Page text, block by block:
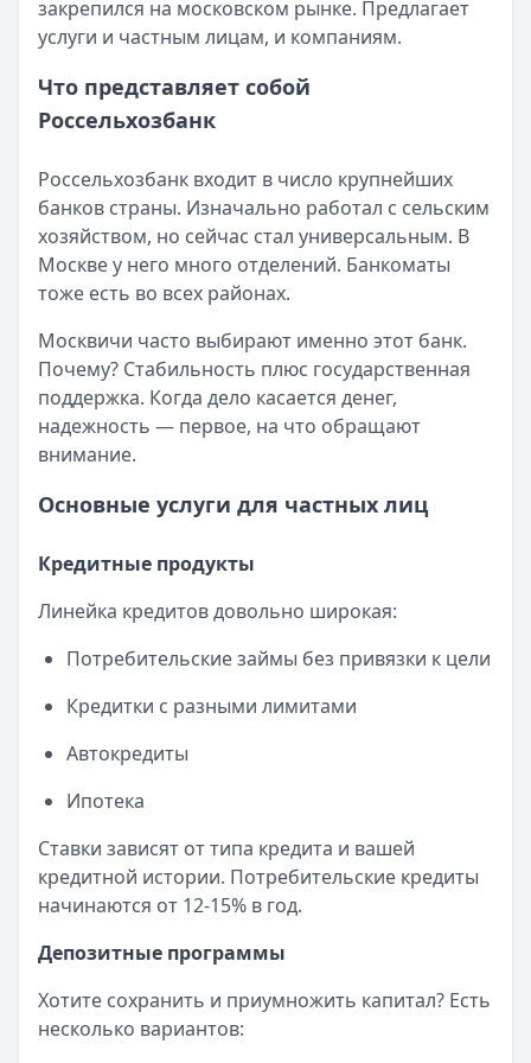
Опубликовано: 17 ноября 2025 г.
Категория:Кредиты
Читать статью
Субсидии малоимущим семьям в 2025 году
Кратко:В сложной финансовой ситуации важно знать о
Категория:Кредиты
Читать статью
Оформить кредит для иностранных граждан в 2025 году
Кратко:Получите кредит на сумму до 5 000 000 рублей
Опубликовано:17 ноября 2025 г.
Категория:Кредиты
Читать статью
Все статьи
закрепился на московском рынке. Предлагает
услуги и частным лицам, и компаниям.
Что представляет собой
Россельхозбанк
Россельхозбанк входит в число крупнейших
банков страны. Изначально работал с сельским
хозяйством, но сейчас стал универсальным. В
Москве у него много отделений. Банкоматы
тоже есть во всех районах.
Москвичи часто выбирают именно этот банк.
Почему? Стабильность плюс государственная
поддержка. Когда дело касается денег,
надежность — первое, на что обращают
внимание.
Основные услуги для частных лиц
Кредитные продукты
Линейка кредитов довольно широкая:
Потребительские займы без привязки к цели
Кредитки с разными лимитами
Автокредиты
Ипотека
Ставки зависят от типа кредита и вашей
кредитной истории. Потребительские кредиты
начинаются от 12-15% в год.
Депозитные программы
Хотите сохранить и приумножить капитал? Есть
несколько вариантов: